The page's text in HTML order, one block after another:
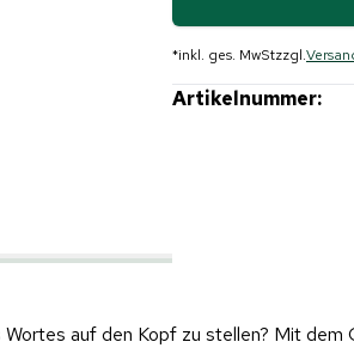
*inkl. ges. MwStzzgl.
Artikelnummer:
auf den Kopf zu stellen? Mit